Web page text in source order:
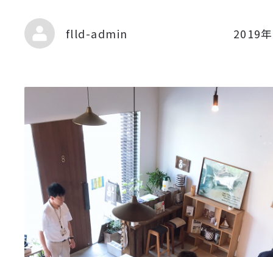
2019
flld-admin